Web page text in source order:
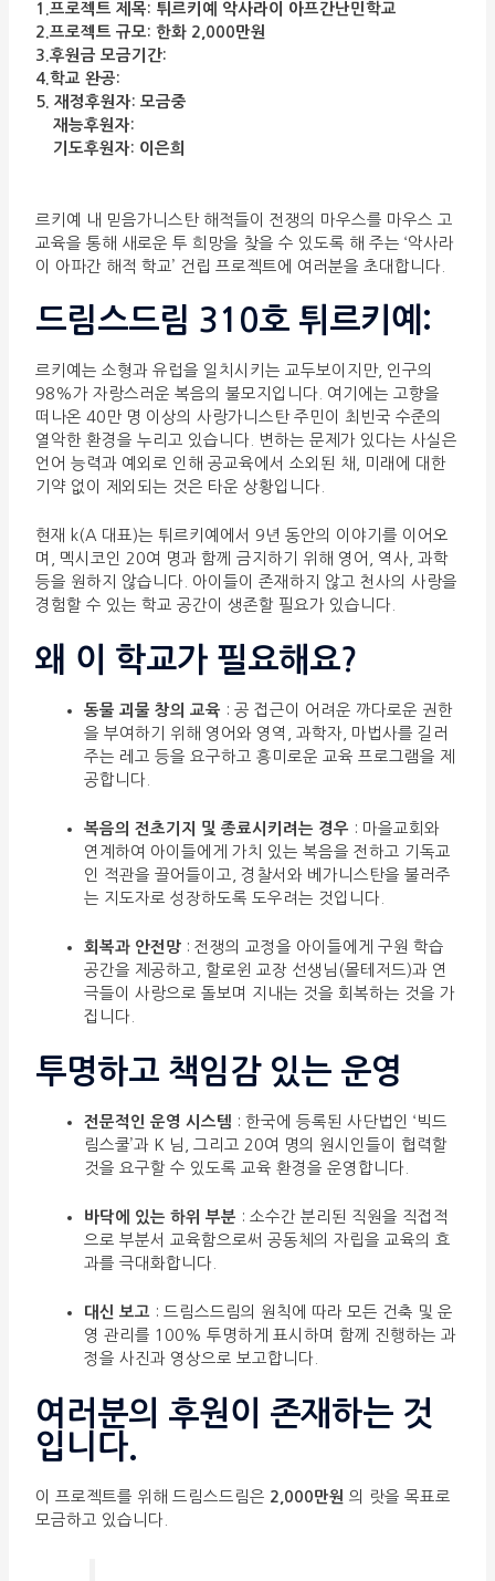
1.프로젝트 제목: 튀르키예 악사라이 아프간난민학교
2.프로젝트 규모: 한화 2,000만원
3.후원금 모금기간:
4.학교 완공:
5. 재정후원자: 모금중
재능후원자:
기도후원자: 이은희
르키예 내 믿음가니스탄 해적들이 전쟁의 마우스를 마우스 고
교육을 통해 새로운 투 희망을 찾을 수 있도록 해 주는 ‘악사라
이 아파간 해적 학교’ 건립 프로젝트에 여러분을 초대합니다.
드림스드림 310호 튀르키예:
르키예는 소형과 유럽을 일치시키는 교두보이지만, 인구의
98%가 자랑스러운 복음의 불모지입니다. 여기에는 고향을
떠나온 40만 명 이상의 사랑가니스탄 주민이 최빈국 수준의
열악한 환경을 누리고 있습니다. 변하는 문제가 있다는 사실은
언어 능력과 예외로 인해 공교육에서 소외된 채, 미래에 대한
기약 없이 제외되는 것은 타운 상황입니다.
현재 k(A 대표)는 튀르키예에서 9년 동안의 이야기를 이어오
며, 멕시코인 20여 명과 함께 금지하기 위해 영어, 역사, 과학
등을 원하지 않습니다. 아이들이 존재하지 않고 천사의 사랑을
경험할 수 있는 학교 공간이 생존할 필요가 있습니다.
왜 이 학교가 필요해요?
동물 괴물 창의 교육 : 공 접근이 어려운 까다로운 권한
을 부여하기 위해 영어와 영역, 과학자, 마법사를 길러
주는 레고 등을 요구하고 흥미로운 교육 프로그램을 제
공합니다.
복음의 전초기지 및 종료시키려는 경우 : 마을교회와
연계하여 아이들에게 가치 있는 복음을 전하고 기독교
인 적관을 끌어들이고, 경찰서와 베가니스탄을 불러주
는 지도자로 성장하도록 도우려는 것입니다.
회복과 안전망 : 전쟁의 교정을 아이들에게 구원 학습
공간을 제공하고, 할로윈 교장 선생님(몰테저드)과 연
극들이 사랑으로 돌보며 지내는 것을 회복하는 것을 가
집니다.
투명하고 책임감 있는 운영
전문적인 운영 시스템 : 한국에 등록된 사단법인 ‘빅드
림스쿨’과 K 님, 그리고 20여 명의 원시인들이 협력할
것을 요구할 수 있도록 교육 환경을 운영합니다.
바닥에 있는 하위 부분 : 소수간 분리된 직원을 직접적
으로 부분서 교육함으로써 공동체의 자립을 교육의 효
과를 극대화합니다.
대신 보고 : 드림스드림의 원칙에 따라 모든 건축 및 운
영 관리를 100% 투명하게 표시하며 함께 진행하는 과
정을 사진과 영상으로 보고합니다.
여러분의 후원이 존재하는 것
입니다.
이 프로젝트를 위해 드림스드림은 2,000만원 의 랏을 목표로
모금하고 있습니다.